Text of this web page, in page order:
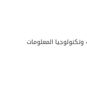
وتكنولوجيا المعلومات